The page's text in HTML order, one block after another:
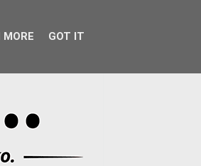
MORE GOT IT